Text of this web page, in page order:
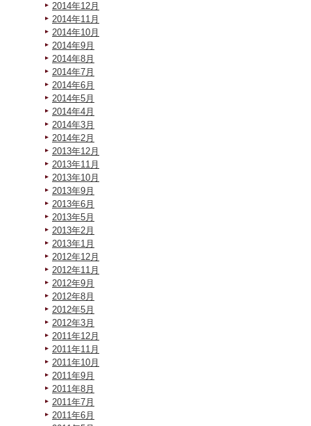
2014年12月
2014年11月
2014年10月
2014年9月
2014年8月
2014年7月
2014年6月
2014年5月
2014年4月
2014年3月
2014年2月
2013年12月
2013年11月
2013年10月
2013年9月
2013年6月
2013年5月
2013年2月
2013年1月
2012年12月
2012年11月
2012年9月
2012年8月
2012年5月
2012年3月
2011年12月
2011年11月
2011年10月
2011年9月
2011年8月
2011年7月
2011年6月